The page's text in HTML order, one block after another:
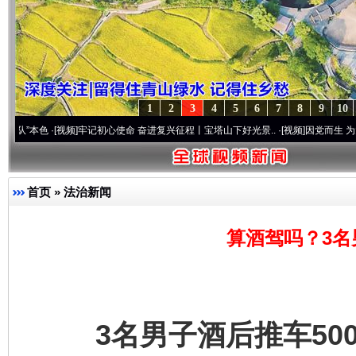
10
9
8
7
6
5
4
3
2
1
频]牢记初心使命 奋进复兴征程丨宝塔山下好光景..·[视频]因党而生 为党而战——百
首页 » 法治新闻
算酒驾吗？3
3名男子酒后推车500